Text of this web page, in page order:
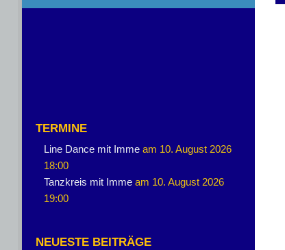
TERMINE
Line Dance mit Imme am 10. August 2026
18:00
Tanzkreis mit Imme am 10. August 2026
19:00
NEUESTE BEITRÄGE